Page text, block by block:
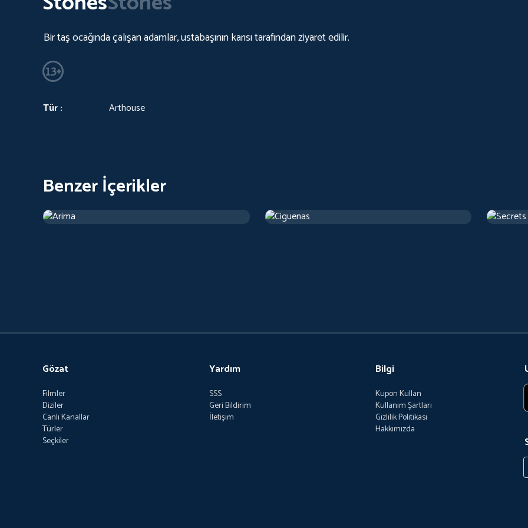
Bir taş ocağında çalışan adamlar, ustabaşının karısı tarafından ziyaret edilir.
Tür : Arthouse
Benzer İçerikler
2019Arthouse 2017Arthouse 1973
Gözat
Filmler
Diziler
Canlı Kanallar
Türler
Seçkiler
Yardım
SSS
Geri Bildirim
İletişim
Bilgi
Kupon Kullan
Kullanım Şartları
Gizlilik Politikası
Hakkımızda